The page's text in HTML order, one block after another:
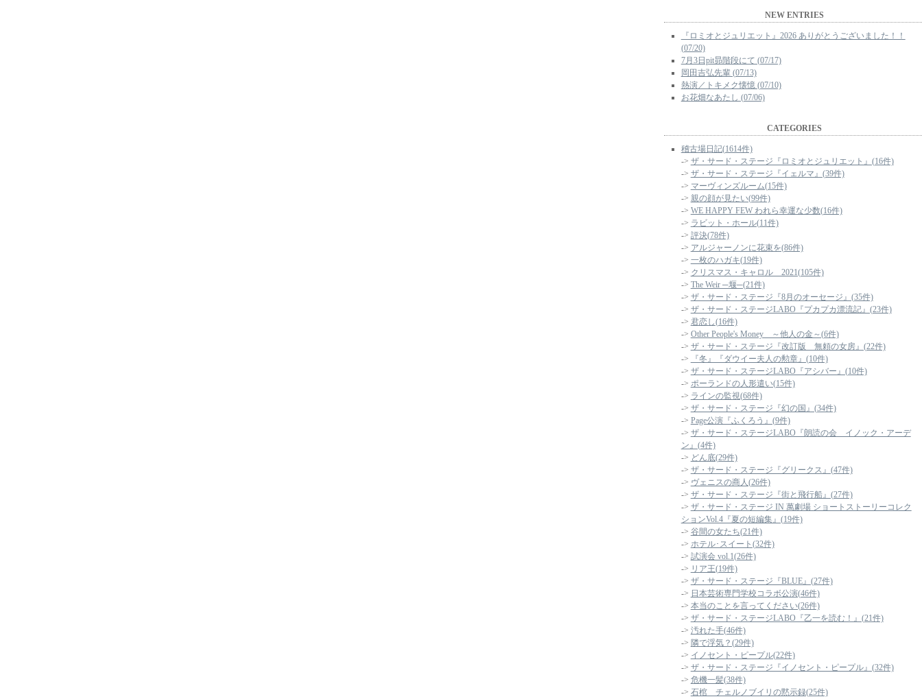
NEW ENTRIES
『ロミオとジュリエット』2026 ありがとうございました！！
(07/20)
7月3日pit昴階段にて (07/17)
岡田吉弘先輩 (07/13)
熱演／トキメク懐憶 (07/10)
お花畑なあたし (07/06)
CATEGORIES
稽古場日記(1614件)
-> ザ・サード・ステージ『ロミオとジュリエット』(16件)
-> ザ・サード・ステージ『イェルマ』(39件)
-> マーヴィンズルーム(15件)
-> 親の顔が見たい(99件)
-> WE HAPPY FEW われら幸運な少数(16件)
-> ラビット・ホール(11件)
-> 評決(78件)
-> アルジャーノンに花束を(86件)
-> 一枚のハガキ(19件)
-> クリスマス・キャロル 2021(105件)
-> The Weir ─堰─(21件)
-> ザ・サード・ステージ『8月のオーセージ』(35件)
-> ザ・サード・ステージLABO『プカプカ漂流記』(23件)
-> 君恋し(16件)
-> Other People's Money ～他人の金～(6件)
-> ザ・サード・ステージ『改訂版 無頼の女房』(22件)
->
『冬』『ダウイー夫人の勲章』(10件)
-> ザ・サード・ステージLABO『アシバー』(10件)
-> ポーランドの人形遣い(15件)
-> ラインの監視(68件)
-> ザ・サード・ステージ『幻の国』(34件)
-> Page公演『ふくろう』(9件)
-> ザ・サード・ステージLABO『朗読の会 イノック・アーデ
ン』(4件)
-> どん底(29件)
-> ザ・サード・ステージ『グリークス』(47件)
-> ヴェニスの商人(26件)
-> ザ・サード・ステージ『街と飛行船』(27件)
-> ザ・サード・ステージ IN 萬劇場 ショートストーリーコレク
ションVol.4『夏の短編集』(19件)
-> 谷間の女たち(21件)
-> ホテル･スイート(32件)
-> 試演会 vol.1(26件)
-> リア王(19件)
-> ザ・サード・ステージ『BLUE』(27件)
-> 日本芸術専門学校コラボ公演(46件)
-> 本当のことを言ってください(26件)
-> ザ・サード・ステージLABO『乙一を読む！』(21件)
-> 汚れた手(46件)
-> 隣で浮気？(29件)
-> イノセント・ピープル(22件)
-> ザ・サード・ステージ『イノセント・ピープル』(32件)
-> 危機一髪(38件)
-> 石棺 チェルノブイリの黙示録(25件)